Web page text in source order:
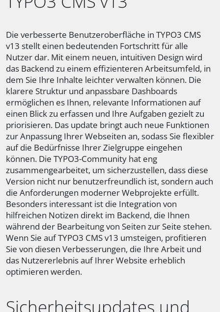
Die verbesserte Benutzeroberfläche in TYPO3 CMS
v13 stellt einen bedeutenden Fortschritt für alle
Nutzer dar. Mit einem neuen, intuitiven Design wird
das Backend zu einem effizienteren Arbeitsumfeld, in
dem Sie Ihre Inhalte leichter verwalten können. Die
klarere Struktur und anpassbare Dashboards
ermöglichen es Ihnen, relevante Informationen auf
einen Blick zu erfassen und Ihre Aufgaben gezielt zu
priorisieren. Das update bringt auch neue Funktionen
zur Anpassung Ihrer Webseiten an, sodass Sie flexibler
auf die Bedürfnisse Ihrer Zielgruppe eingehen
können. Die TYPO3-Community hat eng
zusammengearbeitet, um sicherzustellen, dass diese
Version nicht nur benutzerfreundlich ist, sondern auch
die Anforderungen moderner Webprojekte erfüllt.
Besonders interessant ist die Integration von
hilfreichen Notizen direkt im Backend, die Ihnen
während der Bearbeitung von Seiten zur Seite stehen.
Wenn Sie auf TYPO3 CMS v13 umsteigen, profitieren
Sie von diesen Verbesserungen, die Ihre Arbeit und
das Nutzererlebnis auf Ihrer Website erheblich
optimieren werden.
Sicherheitsupdates und